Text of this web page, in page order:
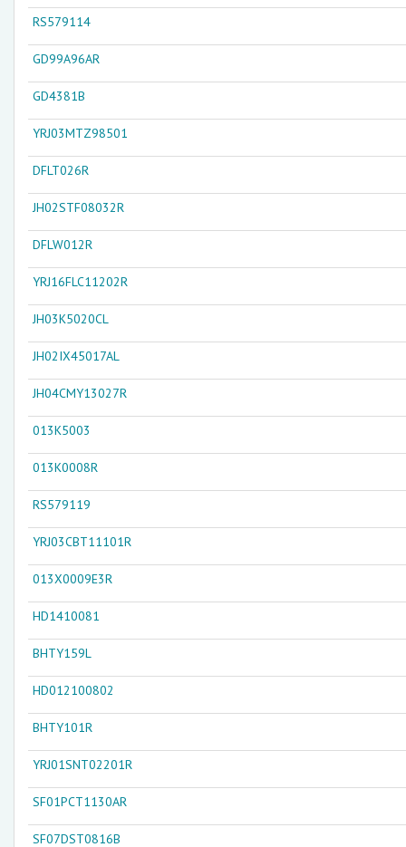
RS579114
GD99A96AR
GD4381B
YRJ03MTZ98501
DFLT026R
JH02STF08032R
DFLW012R
YRJ16FLC11202R
JH03K5020CL
JH02IX45017AL
JH04CMY13027R
013K5003
013K0008R
RS579119
YRJ03CBT11101R
013X0009E3R
HD1410081
BHTY159L
HD012100802
BHTY101R
YRJ01SNT02201R
SF01PCT1130AR
SF07DST0816B